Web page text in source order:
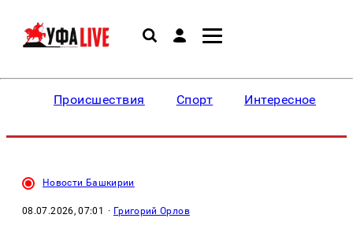
Происшествия Спорт Интересное
Новости Башкирии
08.07.2026, 07:01 · Григорий Орлов